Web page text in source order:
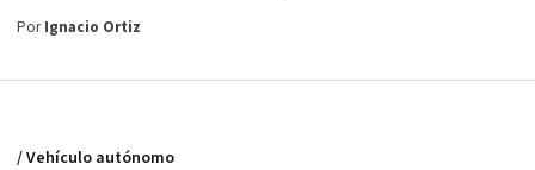
PorIgnacio Ortiz
/ Vehículo autónomo